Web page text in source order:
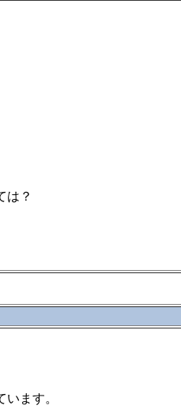
は？
ます。